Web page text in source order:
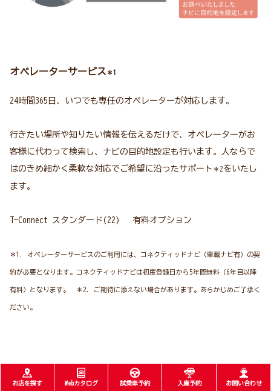
オペレーターサービス ＊1
24時間365日、いつでも専任のオペレーターが対応します。
行きたい場所や知りたい情報を伝えるだけで、オペレーターがお
客様に代わって検索し、ナビの目的地設定も行います。人ならで
はのきめ細かく柔軟な対応でご希望に沿ったサポート ＊2をいたし
ます。
T-Connect スタンダード(22) 有料オプション
＊1. オペレーターサービスのご利用には、コネクティッドナビ（車載ナビ有）の契
約が必要となります。コネクティッドナビは初度登録日から5年間無料（6年目以降
有料）となります。 ＊2. ご期待に添えない場合があります。あらかじめご了承く
ださい。
お店を探す Webカタログ 試乗車予約 入庫予約 お問い合わせ